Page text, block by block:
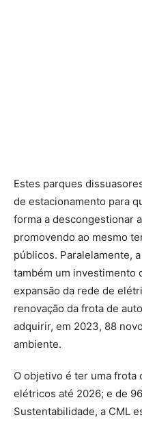
Estes parques
de estacionamento para
forma a descongestionar
promovendo ao mesmo
públicos. Paralelamente,
também um investimento
expansão da rede de
renovação da frota de
adquirir, em 2023, 88
ambiente.
O objetivo é ter uma frota
elétricos até 2026; e de
Sustentabilidade, a CML